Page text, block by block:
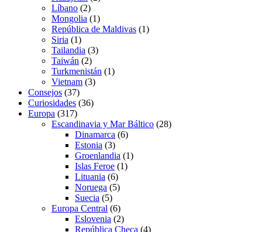
Líbano (2)
Mongolia (1)
República de Maldivas (1)
Siria (1)
Tailandia (3)
Taiwán (2)
Turkmenistán (1)
Vietnam (3)
Consejos (37)
Curiosidades (36)
Europa (317)
Escandinavia y Mar Báltico (28)
Dinamarca (6)
Estonia (3)
Groenlandia (1)
Islas Feroe (1)
Lituania (6)
Noruega (5)
Suecia (5)
Europa Central (6)
Eslovenia (2)
República Checa (4)